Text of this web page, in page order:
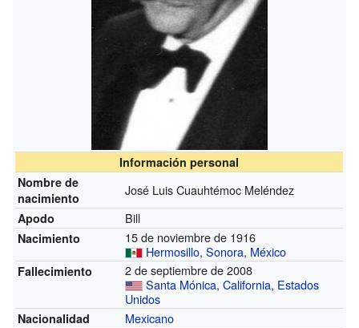
Información personal
Nombre de
nacimiento
José Luis Cuauhtémoc Meléndez
Apodo Bill
Nacimiento
15 de noviembre de 1916
Hermosillo,Sonora, México
Fallecimiento
2 de septiembre de 2008
Santa Mónica,California, Estados
Unidos
Nacionalidad Mexicano